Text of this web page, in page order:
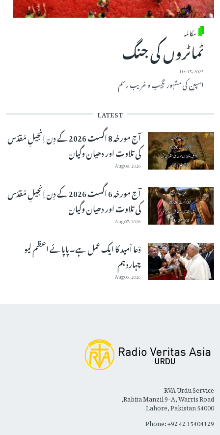
مکالمہ
ٹماٹروں کی جنگ
Dec 15, 2025
اسپین کی مشہور عجیب و غریب رسم
LATEST
آج مورخہ 8 اگست 2026 کے دِن اِنجیلِ مُقدّس
کی تلاوت اور دھیان وگیان
Aug 08, 2026
آج مورخہ 6 اگست 2026 کے دِن اِنجیلِ مُقدّس
کی تلاوت اور دھیان وگیان
Aug 07, 2026
دْعا اْمید کا ایک عمل ہے۔پاپائے اعظم لیو
چہاردہم
Aug 06, 2026
RVA Urdu Service
Rabita Manzil 9-A, Warris Road,
Lahore, Pakistan 54000
Phone: +92 42 35404129